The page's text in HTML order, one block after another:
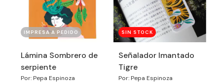
IMPRESA A PEDIDO
Lámina Sombrero de
serpiente
Por: Pepa Espinoza
SIN STOCK
Señalador Imantado
Tigre
Por: Pepa Espinoza